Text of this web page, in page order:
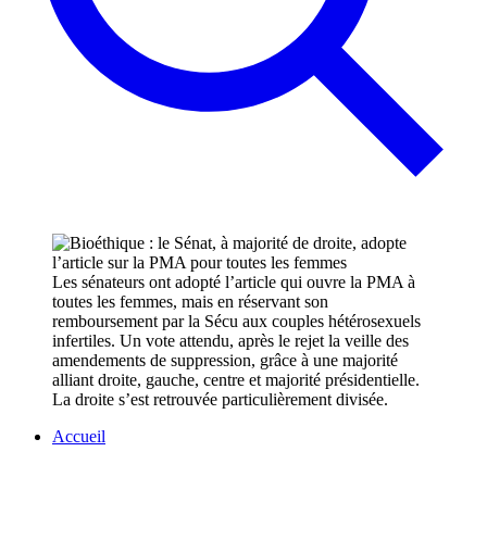
Les sénateurs ont adopté l’article qui ouvre la PMA à
toutes les femmes, mais en réservant son
remboursement par la Sécu aux couples hétérosexuels
infertiles. Un vote attendu, après le rejet la veille des
amendements de suppression, grâce à une majorité
alliant droite, gauche, centre et majorité présidentielle.
La droite s’est retrouvée particulièrement divisée.
Accueil